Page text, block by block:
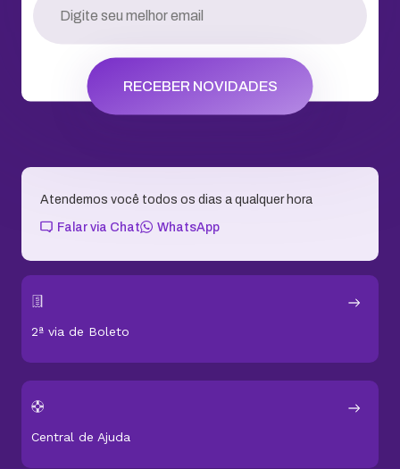
RECEBER NOVIDADES
Atendemos você todos os dias a qualquer hora
Falar via Chat WhatsApp
2ª via de Boleto
Central de Ajuda